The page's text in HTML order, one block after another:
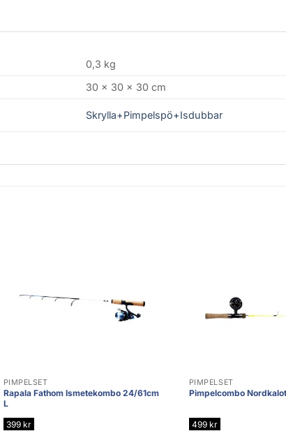
0,3 kg
30 × 30 × 30 cm
Skrylla+Pimpelspö+Isdubbar
PIMPELSET
Rapala Fathom Ismetekombo 24/61cm
L
399 kr
PIMPELSET
Pimpelcombo
499 kr